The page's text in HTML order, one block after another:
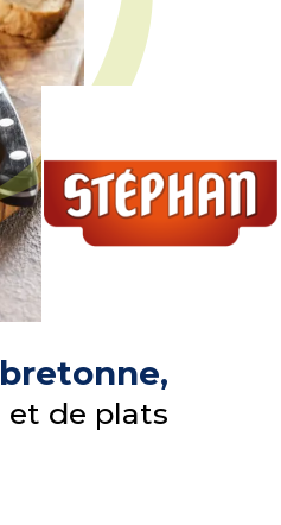
de plats